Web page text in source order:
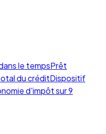
le tempsPrêt
du créditDispositif
d'impôt sur 9